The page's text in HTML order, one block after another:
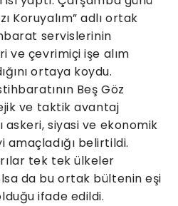
Koruyalım” adlı ortak
servislerinin
ve çevrimiçi işe alım
ortaya koydu.
Beş Göz
ve taktik avantaj
askeri, siyasi ve ekonomik
belirtildi.
tek tek ülkeler
da bu ortak bültenin eşi
ifade edildi.